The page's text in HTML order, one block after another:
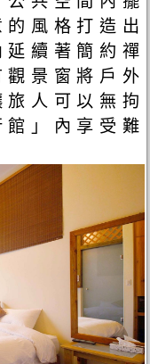
風格打造出
續著簡約禪
景窗將戶外
人可以無拘
」內享受難